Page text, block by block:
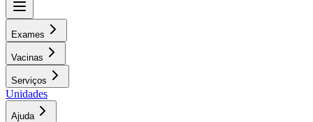
Exames
Vacinas
Serviços
Unidades
Ajuda